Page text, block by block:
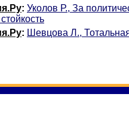
: Уколов Р., За
: Шевцова Л.,